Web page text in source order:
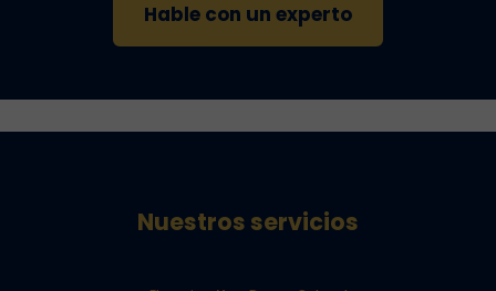
Hable con un experto
Nuestros servicios